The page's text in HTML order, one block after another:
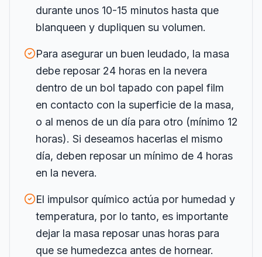
durante unos 10-15 minutos hasta que
blanqueen y dupliquen su volumen.
Para asegurar un buen leudado, la masa
debe reposar 24 horas en la nevera
dentro de un bol tapado con papel film
en contacto con la superficie de la masa,
o al menos de un día para otro (mínimo 12
horas). Si deseamos hacerlas el mismo
día, deben reposar un mínimo de 4 horas
en la nevera.
El impulsor químico actúa por humedad y
temperatura, por lo tanto, es importante
dejar la masa reposar unas horas para
que se humedezca antes de hornear.